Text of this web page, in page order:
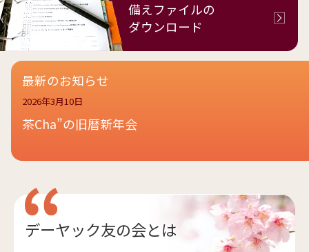
備えファイルの
ダウンロード
最新のお知らせ
2026年3月10日
茶Cha”の旧暦新年会
デーヤック友の会とは